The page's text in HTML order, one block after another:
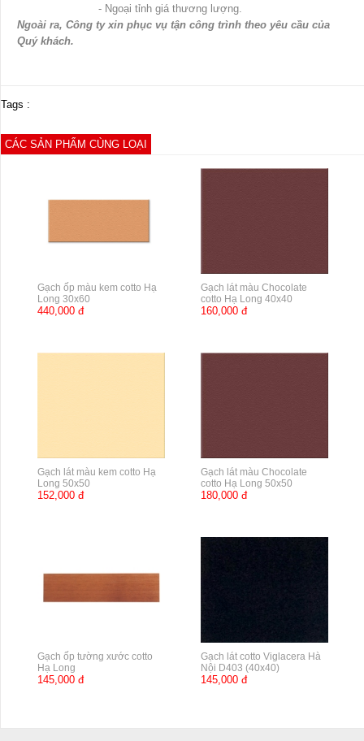
- Ngoại tỉnh giá thương lượng.
Ngoài ra, Công ty xin phục vụ tận công trình theo yêu cầu của
Quý khách.
Tags :
CÁC SẢN PHẨM CÙNG LOẠI
Gạch ốp màu kem cotto Hạ
Long 30x60
440,000 đ
Gạch lát màu Chocolate
cotto Hạ Long 40x40
160,000 đ
Gạch lát màu kem cotto Hạ
Long 50x50
152,000 đ
Gạch lát màu Chocolate
cotto Hạ Long 50x50
180,000 đ
Gạch ốp tường xước cotto
Hạ Long
145,000 đ
Gạch lát cotto Viglacera Hà
Nội D403 (40x40)
145,000 đ